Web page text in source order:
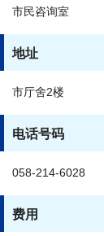
市民咨询室
地址
市厅舍2楼
电话号码
058-214-6028
费用